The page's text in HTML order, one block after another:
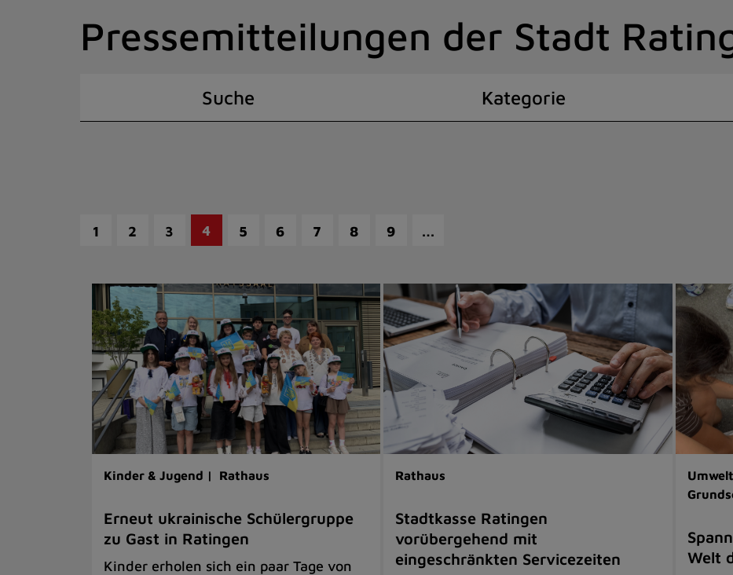
Pressemitteilungen der Stadt
Suche Kategorie
1 2 3 4 5 6 7 8 9 …
Kinder & Jugend | Rathaus
Erneut ukrainische Schülergruppe
zu Gast in Ratingen
Kinder erholen sich ein paar Tage von
Rathaus
Stadtkasse Ratingen
vorübergehend mit
eingeschränkten Servicezeiten
Welt